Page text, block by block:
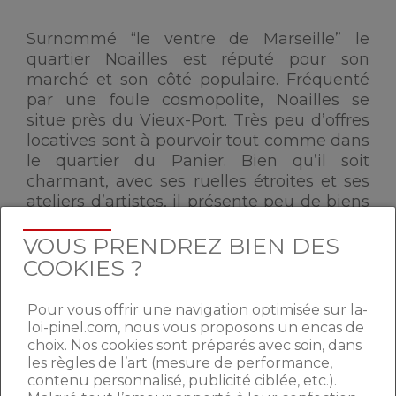
Surnommé “le ventre de Marseille” le
quartier Noailles est réputé pour son
marché et son côté populaire. Fréquenté
par une foule cosmopolite, Noailles se
situe près du Vieux-Port. Très peu d’offres
locatives sont à pourvoir tout comme dans
le quartier du Panier. Bien qu’il soit
charmant, avec ses ruelles étroites et ses
ateliers d’artistes, il présente peu de biens
COURS JULIEN (IER) ET LA
PLAINE (VIE)
Ces quartiers très dynamiques font partie
des plus branchés de Marseille. Salles de
VOUS PRENDREZ BIEN DES
COOKIES ?
Pour vous offrir une navigation optimisée sur la-
loi-pinel.com, nous vous proposons un encas de
choix. Nos cookies sont préparés avec soin, dans
les règles de l’art (mesure de performance,
contenu personnalisé, publicité ciblée, etc.).